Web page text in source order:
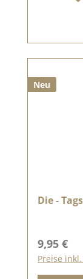
Neu
Die -
9,95 €
Preise